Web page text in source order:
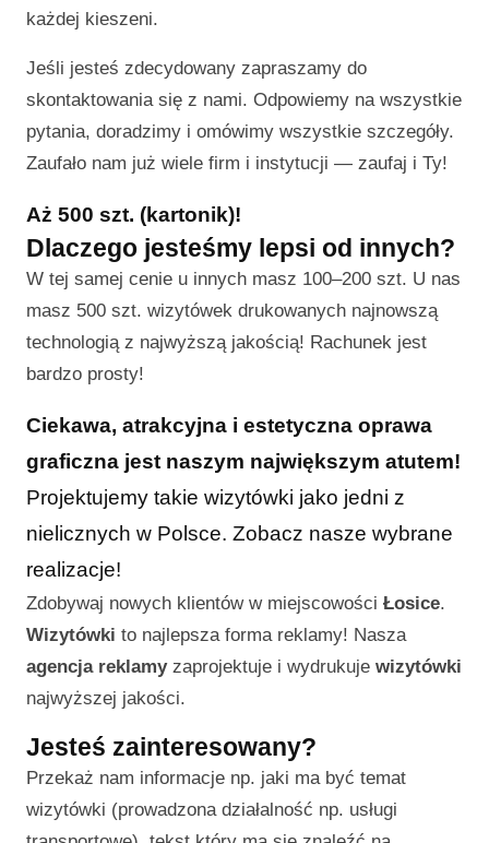
każdej kieszeni.
Jeśli jesteś zdecydowany zapraszamy do
skontaktowania się z nami. Odpowiemy na wszystkie
pytania, doradzimy i omówimy wszystkie szczegóły.
Zaufało nam już wiele firm i instytucji — zaufaj i Ty!
Aż 500 szt. (kartonik)!
Dlaczego jesteśmy lepsi od innych?
W tej samej cenie u innych masz 100–200 szt. U nas
masz 500 szt. wizytówek drukowanych najnowszą
technologią z najwyższą jakością! Rachunek jest
bardzo prosty!
Ciekawa, atrakcyjna i estetyczna oprawa
graficzna jest naszym największym atutem!
Projektujemy takie wizytówki jako jedni z
nielicznych w Polsce. Zobacz nasze wybrane
realizacje!
Zdobywaj nowych klientów w miejscowości Łosice.
Wizytówki to najlepsza forma reklamy! Nasza
agencja reklamyzaprojektuje i wydrukuje wizytówki
najwyższej jakości.
Jesteś zainteresowany?
Przekaż nam informacje np. jaki ma być temat
wizytówki (prowadzona działalność np. usługi